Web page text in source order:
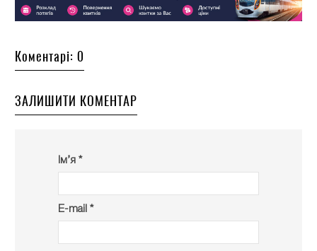
Коментарі: 0
ЗАЛИШИТИ КОМЕНТАР
Ім’я *
E-mail *